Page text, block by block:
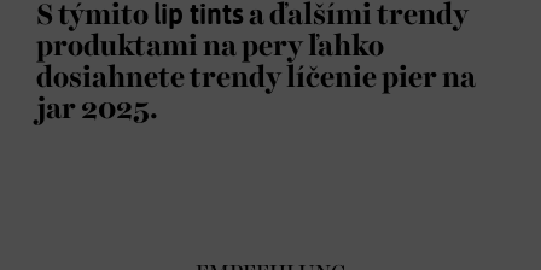
S týmito lip tints a ďalšími trendy
produktami na pery ľahko
dosiahnete trendy líčenie pier na
jar 2025.